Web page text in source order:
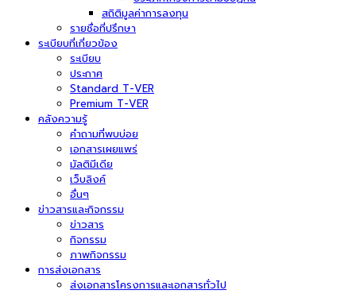
สถิติมูลค่าการลงทุน
รายชื่อที่ปรึกษา
ระเบียบที่เกี่ยวข้อง
ระเบียบ
ประกาศ
Standard T-VER
Premium T-VER
คลังความรู้
คำถามที่พบบ่อย
เอกสารเผยแพร่
มัลติมีเดีย
เว็บลิงค์
อื่นๆ
ข่าวสารและกิจกรรม
ข่าวสาร
กิจกรรม
ภาพกิจกรรม
การส่งเอกสาร
ส่งเอกสารโครงการและเอกสารทั่วไป